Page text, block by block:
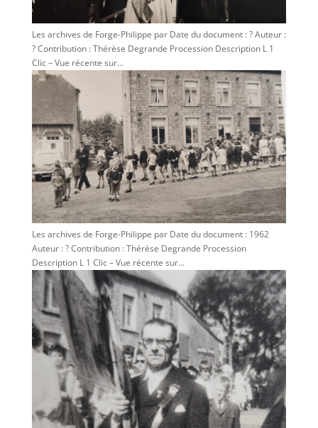
Les archives de Forge-Philippe par Date du document : ? Auteur :
? Contribution : Thérèse Degrande Procession Description L 1
Clic – Vue récente sur...
Les archives de Forge-Philippe par Date du document : 1962
Auteur : ? Contribution : Thérèse Degrande Procession
Description L 1 Clic – Vue récente sur...